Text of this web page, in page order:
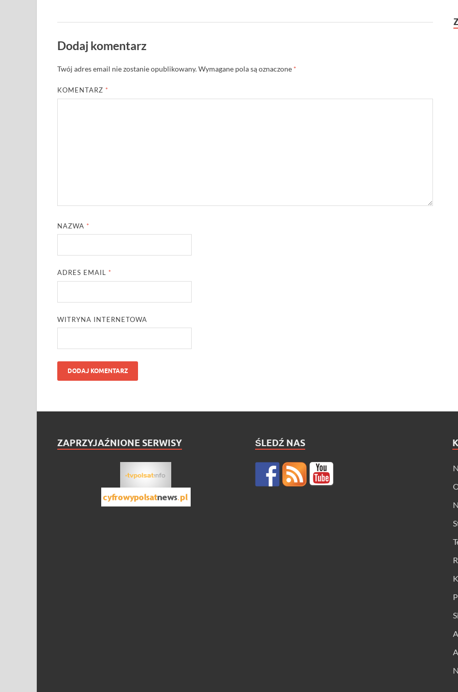
Dodaj komentarz
Twój adres email nie zostanie opublikowany.Wymagane pola są oznaczone *
KOMENTARZ *
NAZWA *
ADRES EMAIL *
WITRYNA INTERNETOWA
ZAPRZYJAŹNIONE SERWISY ŚLEDŹ NAS